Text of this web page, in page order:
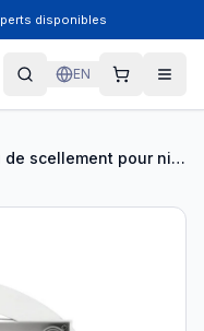
disponibles
EN
Pentair Anneau de scellement pour niche petite blanche